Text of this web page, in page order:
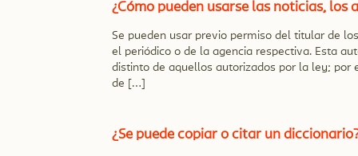
¿Cómo pueden usarse las noticias, los
Se pueden usar previo permiso del titular de
el periódico o de la agencia respectiva. Esta
distinto de aquellos autorizados por la ley; por
de […]
¿Se puede copiar o citar un